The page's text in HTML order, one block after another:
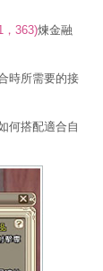
，363)煉金融
時所需要的接
何搭配適合自